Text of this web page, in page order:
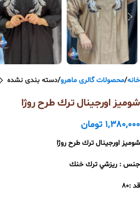
خانه محصولات گالری ماهرو دسته بندی نشده
شوميز اورجينال ترك طرح روژا
1,380,000 تومان
شوميز اورجينال ترك طرح روژا
جنس : ريزشي ترك خنك
قد :٨٠